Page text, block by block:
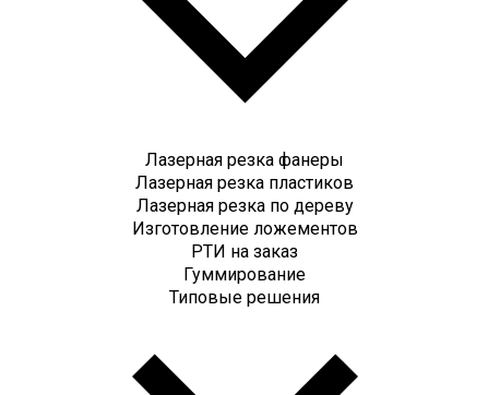
Лазерная резка фанеры
Лазерная резка пластиков
Лазерная резка по дереву
Изготовление ложементов
РТИ на заказ
Гуммирование
Типовые решения